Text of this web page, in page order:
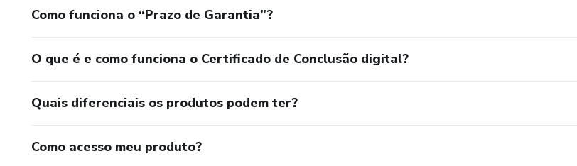
Como funciona o “Prazo de Garantia”?
O que é e como funciona o Certificado de Conclusão digital?
Quais diferenciais os produtos podem ter?
Como acesso meu produto?